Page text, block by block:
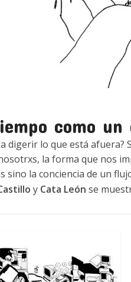
como un
digerir lo que está afuera?
la forma que nos
sino la conciencia de un
y Cata León se